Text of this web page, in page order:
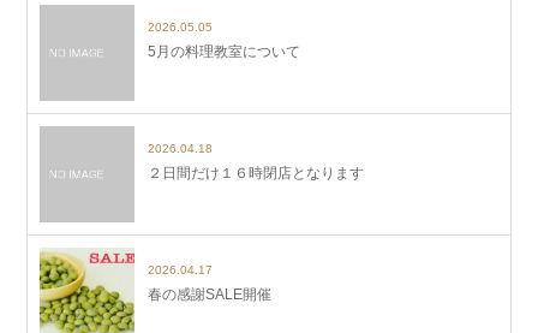
2026.05.05
5月の料理教室について
2026.04.18
２日間だけ１６時閉店となります
2026.04.17
春の感謝SALE開催